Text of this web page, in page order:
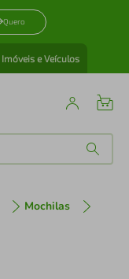
Quero
Imóveis e Veículos
Mochilas